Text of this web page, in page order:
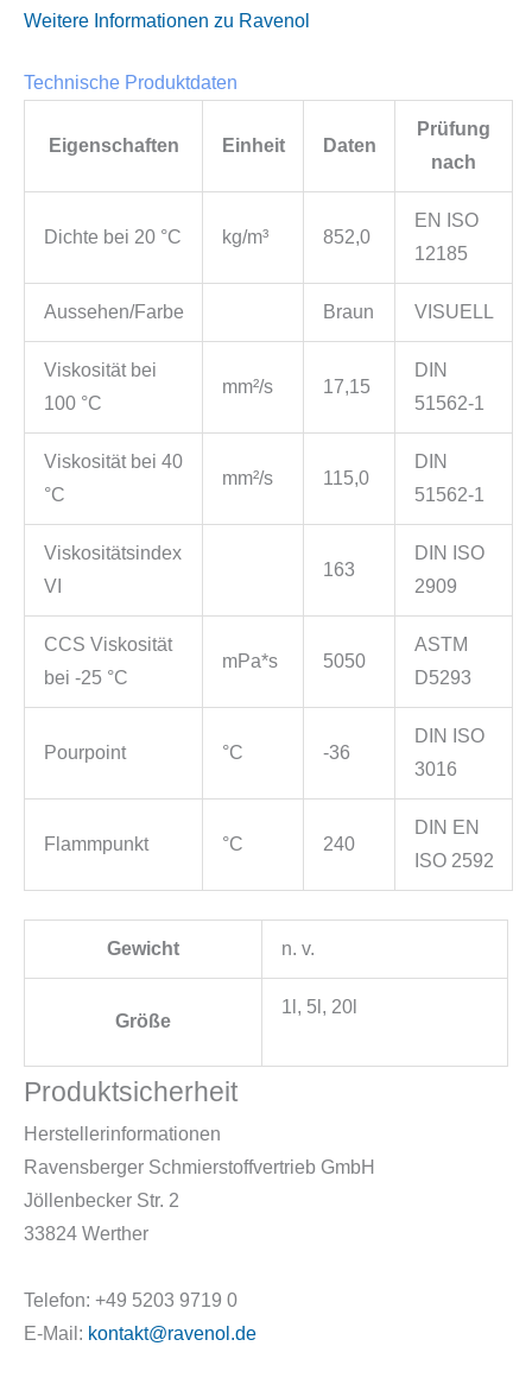
Weitere Informationen zu Ravenol
Technische Produktdaten
Eigenschaften Einheit Daten
Prüfung
nach
Dichte bei 20 °C kg/m³ 852,0
EN ISO
12185
Aussehen/Farbe Braun VISUELL
Viskosität bei
100 °C
mm²/s 17,15
DIN
51562-1
Viskosität bei 40
°C
mm²/s 115,0
DIN
51562-1
Viskositätsindex
VI
163
DIN ISO
2909
CCS Viskosität
bei -25 °C
mPa*s 5050
ASTM
D5293
Pourpoint °C -36
DIN ISO
3016
Flammpunkt °C 240
DIN EN
ISO 2592
Gewicht n. v.
Größe
1l, 5l, 20l
Produktsicherheit
Herstellerinformationen
Ravensberger Schmierstoffvertrieb GmbH
Jöllenbecker Str. 2
33824 Werther
Telefon: +49 5203 9719 0
E-Mail: kontakt@ravenol.de